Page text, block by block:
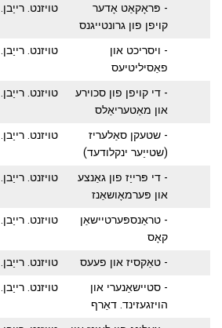
- פּראָקאַט אָדער
קויפן פון גרונטייגנס
טויזנט. רייַבן.
- ויסריכט און
פאַסיליטיעס
טויזנט. רייַבן.
- די קויפן פון סכוירע
און מאַטעריאַלס
טויזנט. רייַבן.
- שטעקן סאַלעריז
(שטייַער ינקלודעד)
טויזנט. רייַבן.
- די פּרייַז פון גאַנצע
און פּערמאָושאַנז
טויזנט. רייַבן.
- טראַנספּערטיישאַן
קאָס
טויזנט. רייַבן.
- טאַקסיז און פעעס
טויזנט. רייַבן.
- סטיישאַנערי און
הויזגעזינד. דאַרף
טויזנט. רייַבן.